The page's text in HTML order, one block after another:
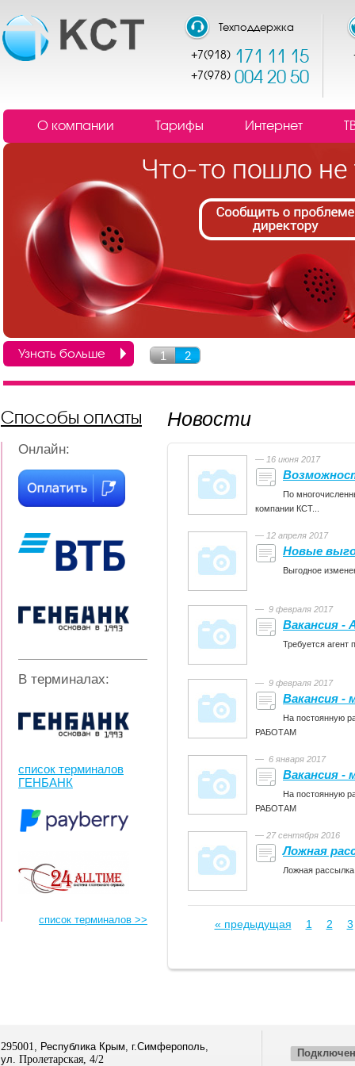
Техподдержка
+7(918)171 11 15
+7(978)004 20 50
О компании Тарифы Интернет
Узнать больше 1 2
Способы оплаты
Онлайн:
В терминалах:
список терминалов
ГЕНБАНК
список терминалов >>
Новости
— 16 июня 2017
По
компании КСТ...
— 12 апреля 2017
Новые
Выгодное
— 9 февраля 2017
Вакансия -
Требуется агент
— 9 февраля 2017
Вакансия -
На постоянную
РАБОТАМ
— 6 января 2017
Вакансия -
На постоянную
РАБОТАМ
— 27 сентября 2016
Ложная
Ложная
« предыдущая 1 2 3
295001, Республика Крым, г.Симферополь,
ул. Пролетарская, 4/2